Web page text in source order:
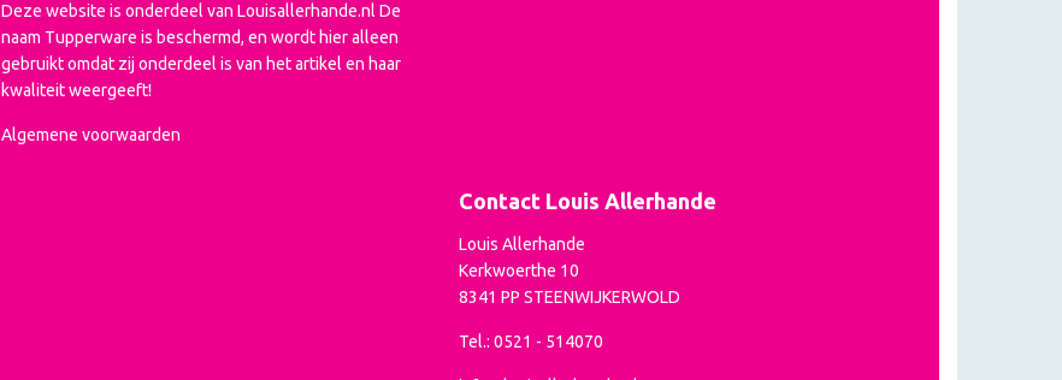
Deze website is onderdeel van Louisallerhande.nl De
naam Tupperware is beschermd, en wordt hier alleen
gebruikt omdat zij onderdeel is van het artikel en haar
kwaliteit weergeeft!
Algemene voorwaarden
Contact Louis Allerhande
Louis Allerhande
Kerkwoerthe 10
8341 PP STEENWIJKERWOLD
Tel.: 0521 - 514070